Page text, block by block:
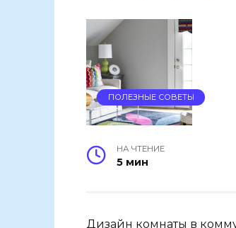
ПОЛЕЗНЫЕ СОВЕТЫ
НА ЧТЕНИЕ
5 мин
Дизайн комнаты в